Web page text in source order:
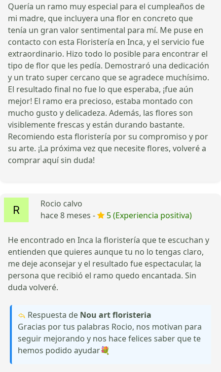
Quería un ramo muy especial para el cumpleaños de
mi madre, que incluyera una flor en concreto que
tenía un gran valor sentimental para mí. Me puse en
contacto con esta Floristería en Inca, y el servicio fue
extraordinario. Hizo todo lo posible para encontrar el
tipo de flor que les pedía. Demostraró una dedicación
y un trato super cercano que se agradece muchísimo.
El resultado final no fue lo que esperaba, ¡fue aún
mejor! El ramo era precioso, estaba montado con
mucho gusto y delicadeza. Además, las flores son
visiblemente frescas y están durando bastante.
Recomiendo esta floristería por su compromiso y por
su arte. ¡La próxima vez que necesite flores, volveré a
comprar aquí sin duda!
Rocio calvo
hace 8 meses -
5 (Experiencia positiva)
He encontrado en Inca la floristería que te escuchan y
entienden que quieres aunque tu no lo tengas claro,
me deje aconsejar y el resultado fue espectacular, la
persona que recibió el ramo quedo encantada. Sin
duda volveré.
Respuesta de Nou art floristeria
Gracias por tus palabras Rocio, nos motivan para
seguir mejorando y nos hace felices saber que te
hemos podido ayudar💐